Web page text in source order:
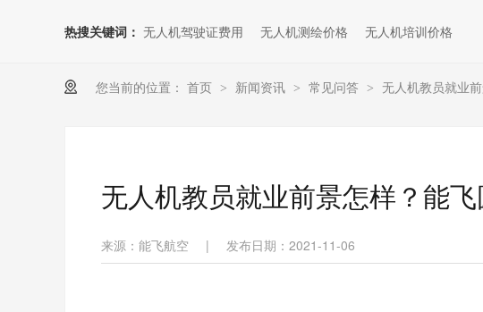
无人机考试评测系统
热搜关键词： 无人机驾驶证费用 无人机测绘价格 无人机培训价格
您当前的位置： 首页 > 新闻资讯 > 常见问答 > 无人机教员就业
无人机教员就业前景怎样？能飞
来源：能飞航空 | 发布日期：2021-11-06